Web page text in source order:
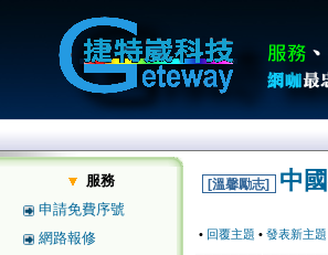
服務
申請免費序號
網路報修
[溫馨勵志] 中
• 回覆主題 • 發表新主題